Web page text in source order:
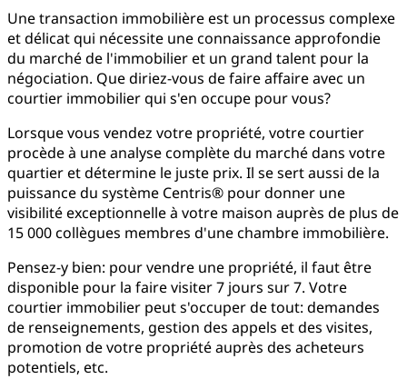
Une transaction immobilière est un processus complexe
et délicat qui nécessite une connaissance approfondie
du marché de l'immobilier et un grand talent pour la
négociation. Que diriez-vous de faire affaire avec un
courtier immobilier qui s'en occupe pour vous?
Lorsque vous vendez votre propriété, votre courtier
procède à une analyse complète du marché dans votre
quartier et détermine le juste prix. Il se sert aussi de la
puissance du système Centris® pour donner une
visibilité exceptionnelle à votre maison auprès de plus de
15 000 collègues membres d'une chambre immobilière.
Pensez-y bien: pour vendre une propriété, il faut être
disponible pour la faire visiter 7 jours sur 7. Votre
courtier immobilier peut s'occuper de tout: demandes
de renseignements, gestion des appels et des visites,
promotion de votre propriété auprès des acheteurs
potentiels, etc.